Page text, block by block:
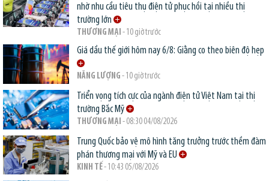
nhờ nhu cầu tiêu thụ điện tử phục hồi tại nhiều thị
trường lớn
THƯƠNG MẠI - 10 giờ trước
Giá dầu thế giới hôm nay 6/8: Giằng co theo biên độ hẹp
NĂNG LƯỢNG - 10 giờ trước
Triển vọng tích cực của ngành điện tử Việt Nam tại thị
trường Bắc Mỹ
THƯƠNG MẠI - 08:30 04/08/2026
Trung Quốc bảo vệ mô hình tăng trưởng trước thềm đàm
phán thương mại với Mỹ và EU
KINH TẾ- 10:43 05/08/2026